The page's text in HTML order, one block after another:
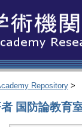
Repository >
国防論教育